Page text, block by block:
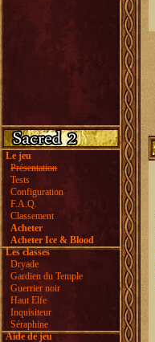
Le jeu
Présentation
Tests
Configuration
F.A.Q.
Classement
Acheter
Acheter Ice & Blood
Les classes
Dryade
Gardien du Temple
Guerrier noir
Haut Elfe
Inquisiteur
Séraphine
Aide de jeu